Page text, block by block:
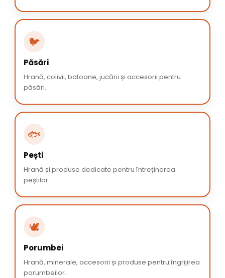
🐦
Păsări
Hrană, colivii, batoane, jucării și accesorii pentru
păsări.
🐟
Pești
Hrană și produse dedicate pentru întreținerea
peștilor.
🕊️
Porumbei
Hrană, minerale, accesorii și produse pentru îngrijirea
porumbeilor.